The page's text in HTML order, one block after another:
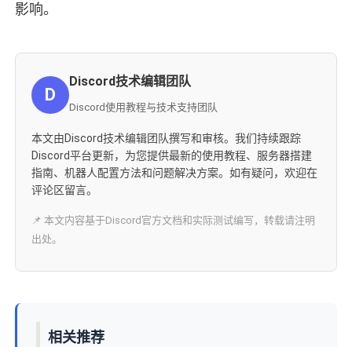
影响。
D
Discord技术编辑团队
Discord使用教程与技术支持团队
本文由Discord技术编辑团队撰写和审核。我们持续跟踪
Discord平台更新，为您提供最新的使用教程、服务器搭建
指南、机器人配置方法和问题解决方案。如有疑问，欢迎在
评论区留言。
📌 本文内容基于Discord官方文档和实际测试编写，转载请注明
出处。
相关推荐